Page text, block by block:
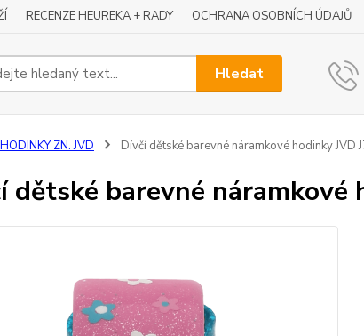
RECENZE HEUREKA + RADY OCHRANA OSOBNÍCH ÚDAJŮ
Hledat
HODINKY ZN. JVD Dívčí dětské barevné náramkové hodinky JVD
dětské barevné náramkové